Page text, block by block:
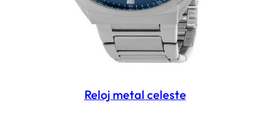
Reloj metal celeste